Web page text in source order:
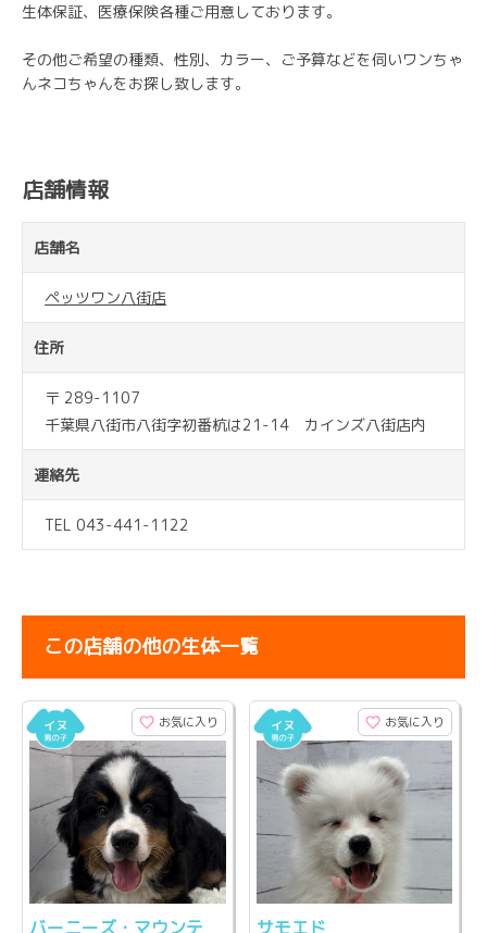
生体保証、医療保険各種ご用意しております。
その他ご希望の種類、性別、カラー、ご予算などを伺いワンちゃ
んネコちゃんをお探し致します。
店舗情報
店舗名
ペッツワン八街店
住所
〒 289-1107
千葉県八街市八街字初番杭は21-14 カインズ八街店内
連絡先
TEL 043-441-1122
この店舗の他の生体一覧
お気に入り
バーニーズ・マウンテ
お気に入り
サモエド